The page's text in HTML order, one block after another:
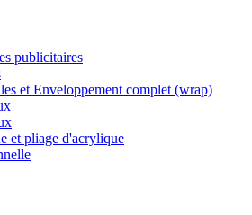
publicitaires
et Enveloppement complet (wrap)
et pliage d'acrylique